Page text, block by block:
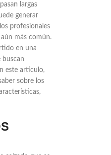
largas
generar
profesionales
más común.
en una
buscan
este artículo,
sobre los